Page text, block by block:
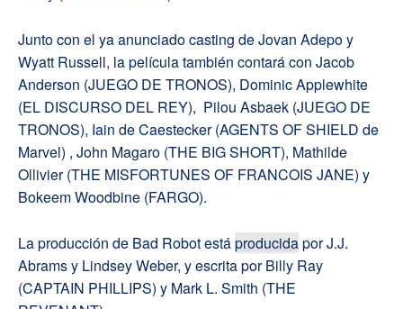
Junto con el ya anunciado casting de Jovan Adepo y
Wyatt Russell, la película también contará con Jacob
Anderson (JUEGO DE TRONOS), Dominic Applewhite
(EL DISCURSO DEL REY), Pilou Asbaek (JUEGO DE
TRONOS), Iain de Caestecker (AGENTS OF SHIELD de
Marvel) , John Magaro (THE BIG SHORT), Mathilde
Ollivier (THE MISFORTUNES OF FRANCOIS JANE) y
Bokeem Woodbine (FARGO).
La producción de Bad Robot estáproducidapor J.J.
Abrams y Lindsey Weber, y escrita por Billy Ray
(CAPTAIN PHILLIPS) y Mark L. Smith (THE